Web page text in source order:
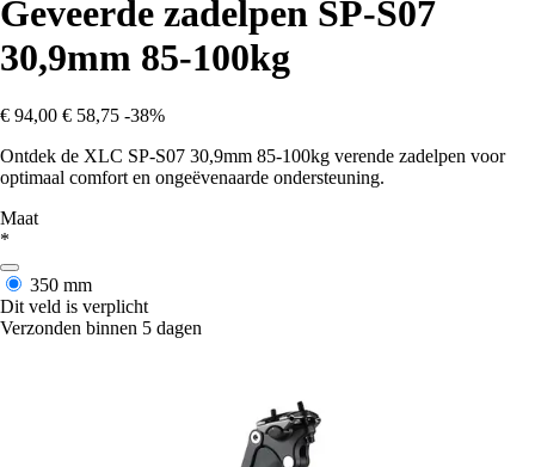
Geveerde zadelpen SP-S07
30,9mm 85-100kg
€ 94,00 € 58,75 -38%
Ontdek de XLC SP-S07 30,9mm 85-100kg verende zadelpen voor
optimaal comfort en ongeëvenaarde ondersteuning.
Maat
*
350 mm
Dit veld is verplicht
Verzonden binnen 5 dagen